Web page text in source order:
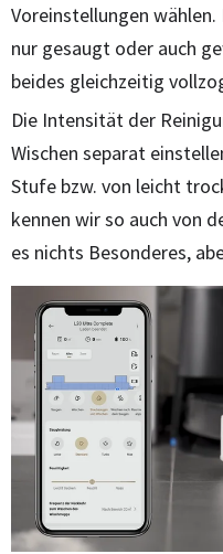
Voreinstellungen
nur gesaugt oder auch
beides gleichzeitig
Die Intensität der
Wischen separat
Stufe bzw. von leicht
kennen wir so auch von
es nichts Besonderes,